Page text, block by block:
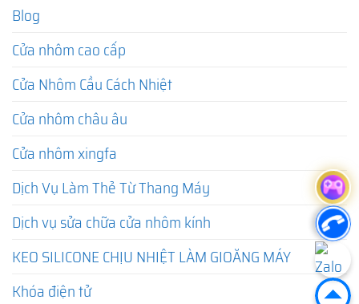
Blog
Cửa nhôm cao cấp
Cửa Nhôm Cầu Cách Nhiệt
Cửa nhôm châu âu
Cửa nhôm xingfa
Dịch Vụ Làm Thẻ Từ Thang Máy
Dịch vụ sửa chữa cửa nhôm kính
KEO SILICONE CHỊU NHIỆT LÀM GIOĂNG MÁY
Khóa điện tử